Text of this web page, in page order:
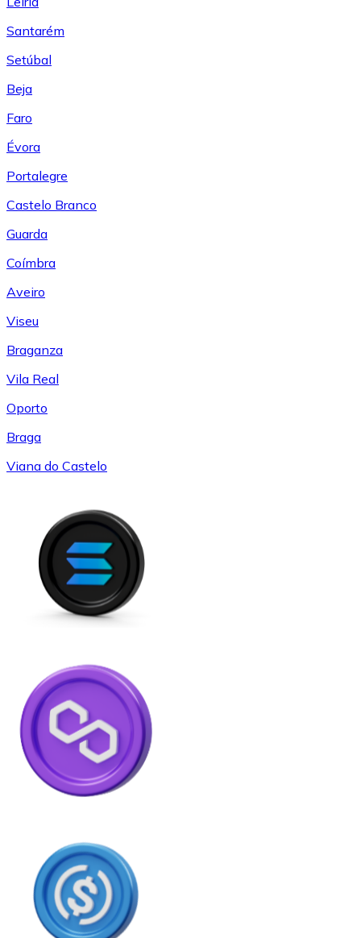
Santarém
Setúbal
Beja
Faro
Évora
Portalegre
Castelo Branco
Guarda
Coímbra
Aveiro
Viseu
Braganza
Vila Real
Oporto
Braga
Viana do Castelo